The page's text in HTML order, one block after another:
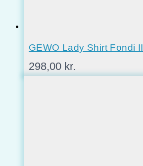
GEWO Lady Shirt Fondi II
298,00 kr.